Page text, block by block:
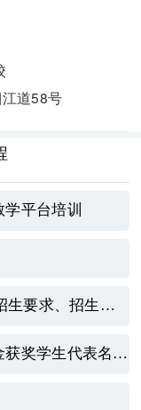
道58号
平台培训
河北商贸学校2021年报名条件、招生要求、招生对象
我校孙慧同学荣登中职国家奖学金获奖学生代表名录-河北商贸学校